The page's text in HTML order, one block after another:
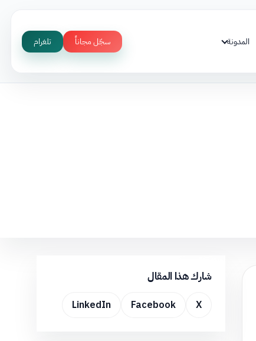
المدونة سجّل مجاناً تلغرام
شارك هذا المقال
X
Facebook
LinkedIn